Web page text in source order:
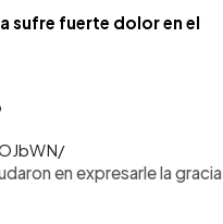
sufre fuerte dolor en el
en expresarle la gracia